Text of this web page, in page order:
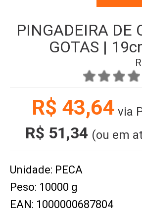
PINGADEIRA DE
GOTAS |
R$ 43,64 via
R$ 51,34 (ou em
Unidade: PECA
Peso: 10000 g
EAN: 1000000687804